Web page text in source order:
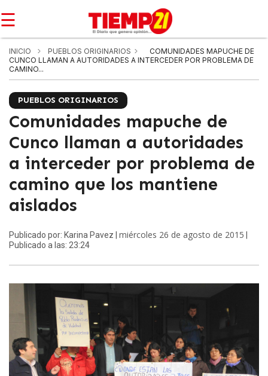
☰
INICIO PUEBLOS ORIGINARIOS
COMUNIDADES MAPUCHE DE
CUNCO LLAMAN A AUTORIDADES A INTERCEDER POR PROBLEMA DE
CAMINO...
PUEBLOS ORIGINARIOS
Comunidades mapuche de
Cunco llaman a autoridades
a interceder por problema de
camino que los mantiene
aislados
Publicado por: Karina Pavez | miércoles 26 de agosto de 2015
Publicado a las: 23:24